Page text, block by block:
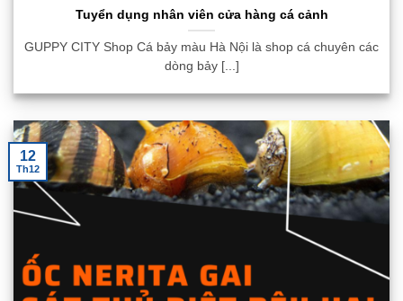
Tuyển dụng nhân viên cửa hàng cá cảnh
GUPPY CITY Shop Cá bảy màu Hà Nội là shop cá chuyên các
dòng bảy [...]
12
Th12